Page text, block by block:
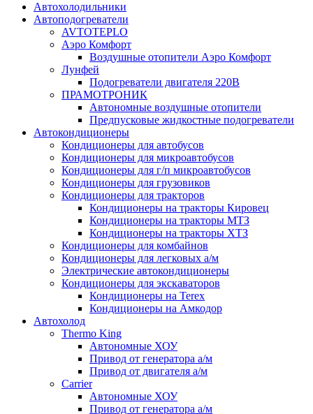
Автохолодильники
Автоподогреватели
AVTOTEPLO
Аэро Комфорт
Воздушные отопители Аэро Комфорт
Лунфей
Подогреватели двигателя 220В
ПРАМОТРОНИК
Автономные воздушные отопители
Предпусковые жидкостные подогреватели
Автокондиционеры
Кондиционеры для автобусов
Кондиционеры для микроавтобусов
Кондиционеры для г/п микроавтобусов
Кондиционеры для грузовиков
Кондиционеры для тракторов
Кондиционеры на тракторы Кировец
Кондиционеры на тракторы МТЗ
Кондиционеры на тракторы ХТЗ
Кондиционеры для комбайнов
Кондиционеры для легковых а/м
Электрические автокондиционеры
Кондиционеры для экскаваторов
Кондиционеры на Terex
Кондиционеры на Амкодор
Автохолод
Thermo King
Автономные ХОУ
Привод от генератора а/м
Привод от двигателя а/м
Carrier
Автономные ХОУ
Привод от генератора а/м